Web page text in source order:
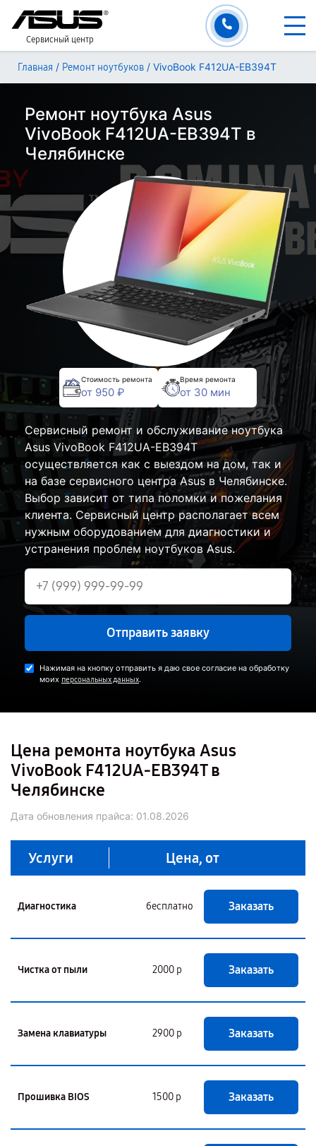
Сервисный центр
Главная / Ремонт ноутбуков / VivoBook F412UA-EB394T
Ремонт ноутбука Asus
VivoBook F412UA-EB394T в
Челябинске
Стоимость ремонта
от 950 ₽
Время ремонта
от 30 мин
Сервисный ремонт и обслуживание ноутбука
Asus VivoBook F412UA-EB394T
осуществляется как с выездом на дом, так и
на базе сервисного центра Asus в Челябинске.
Выбор зависит от типа поломки и пожелания
клиента. Сервисный центр располагает всем
нужным оборудованием для диагностики и
устранения проблем ноутбуков Asus.
Отправить заявку
Нажимая на кнопку отправить я даю свое согласие на обработку
моих персональных данных.
Цена ремонта ноутбука Asus
VivoBook F412UA-EB394T в
Челябинске
Дата обновления прайса: 01.08.2026
Услуги Цена, от
Диагностика бесплатно Заказать
Чистка от пыли 2000 р Заказать
Замена клавиатуры 2900 р Заказать
Прошивка BIOS 1500 р Заказать